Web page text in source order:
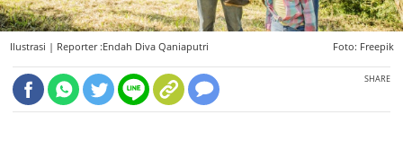
Ilustrasi | Reporter :Endah Diva Qaniaputri Foto: Freepik
SHARE